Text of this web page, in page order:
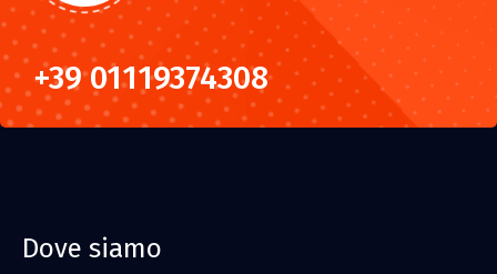
+39 01119374308
Dove siamo